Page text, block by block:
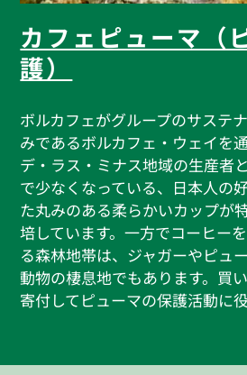
カフェピューマ（
護）
ボルカフェがグループのサステ
みであるボルカフェ・ウェイを
デ・ラス・ミナス地域の生産者
で少なくなっている、日本人の
た丸みのある柔らかいカップが
培しています。一方でコーヒー
る森林地帯は、ジャガーやピュ
動物の棲息地でもあります。買
寄付してピューマの保護活動に